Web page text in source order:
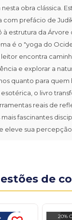
obra clássica.
com prefácio de
à estrutura da Árvore
é o "yoga do
encontra
e explorar a
quanto para quem
o livro
reais de
fascinantes
eleve sua
de
20%